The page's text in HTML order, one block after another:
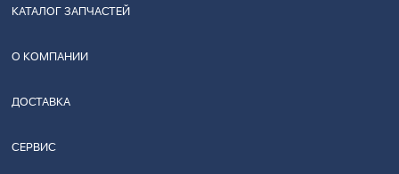
КАТАЛОГ ЗАПЧАСТЕЙ
О КОМПАНИИ
ДОСТАВКА
СЕРВИС